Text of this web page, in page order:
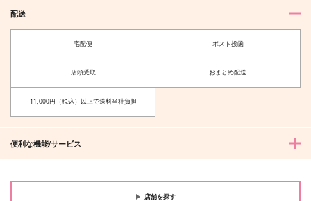
配送
宅配便 ポスト投函
店頭受取 おまとめ配送
11,000円（税込）以上で送料当社負担
便利な機能/サービス
店舗を探す